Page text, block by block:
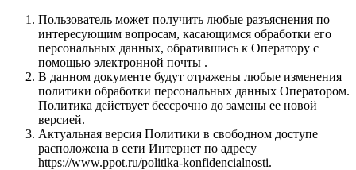
Пользователь может получить любые разъяснения по
интересующим вопросам, касающимся обработки его
персональных данных, обратившись к Оператору с
помощью электронной почты .
В данном документе будут отражены любые изменения
политики обработки персональных данных Оператором.
Политика действует бессрочно до замены ее новой
версией.
Актуальная версия Политики в свободном доступе
расположена в сети Интернет по адресу
https://www.ppot.ru/politika-konfidencialnosti.